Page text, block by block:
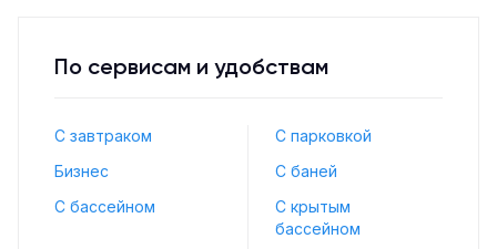
По сервисам и удобствам
С завтраком
С парковкой
Бизнес
С баней
С бассейном
С крытым
бассейном